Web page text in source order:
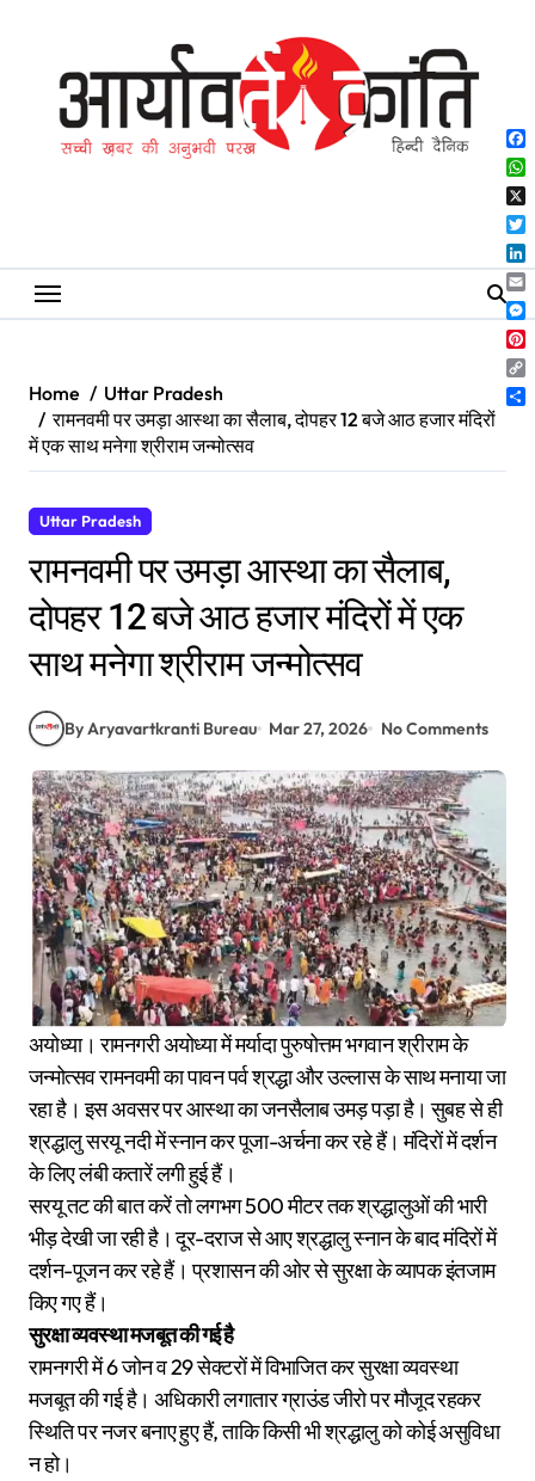
Home
Uttar Pradesh
रामनवमी पर उमड़ा आस्था का सैलाब, दोपहर 12 बजे आठ हजार मंदिरों
में एक साथ मनेगा श्रीराम जन्मोत्सव
Uttar Pradesh
रामनवमी पर उमड़ा आस्था का सैलाब,
दोपहर 12 बजे आठ हजार मंदिरों में एक
साथ मनेगा श्रीराम जन्मोत्सव
By Aryavartkranti Bureau Mar 27, 2026 No Comments
अयोध्या। रामनगरी अयोध्या में मर्यादा पुरुषोत्तम भगवान श्रीराम के
जन्मोत्सव रामनवमी का पावन पर्व श्रद्धा और उल्लास के साथ मनाया जा
रहा है। इस अवसर पर आस्था का जनसैलाब उमड़ पड़ा है। सुबह से ही
श्रद्धालु सरयू नदी में स्नान कर पूजा-अर्चना कर रहे हैं। मंदिरों में दर्शन
के लिए लंबी कतारें लगी हुई हैं।
सरयू तट की बात करें तो लगभग 500 मीटर तक श्रद्धालुओं की भारी
भीड़ देखी जा रही है। दूर-दराज से आए श्रद्धालु स्नान के बाद मंदिरों में
दर्शन-पूजन कर रहे हैं। प्रशासन की ओर से सुरक्षा के व्यापक इंतजाम
किए गए हैं।
सुरक्षा व्यवस्था मजबूत की गई है
रामनगरी में 6 जोन व 29 सेक्टरों में विभाजित कर सुरक्षा व्यवस्था
मजबूत की गई है। अधिकारी लगातार ग्राउंड जीरो पर मौजूद रहकर
स्थिति पर नजर बनाए हुए हैं, ताकि किसी भी श्रद्धालु को कोई असुविधा
न हो।
X